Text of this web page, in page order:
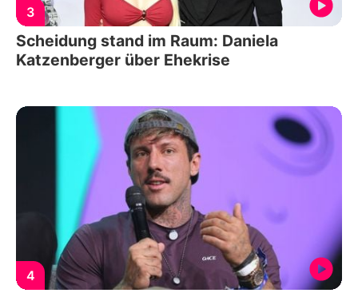
3
Scheidung stand im Raum: Daniela
Katzenberger über Ehekrise
4